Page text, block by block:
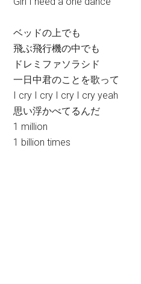
ベッドの上でも
飛ぶ飛行機の中でも
ドレミファソラシド
一日中君のことを歌って
I cry I cry I cry I cry yeah
思い浮かべてるんだ
1 million
1 billion times